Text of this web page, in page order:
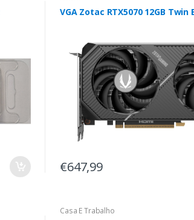
VGA Zotac RTX5070 12GB Twin
€647,99
Casa E Trabalho